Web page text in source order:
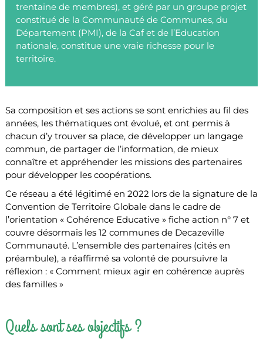
trentaine de membres), et géré par un groupe projet
constitué de la Communauté de Communes, du
Département (PMI), de la Caf et de l’Education
nationale, constitue une vraie richesse pour le
territoire.
Sa composition et ses actions se sont enrichies au fil des
années, les thématiques ont évolué, et ont permis à
chacun d’y trouver sa place, de développer un langage
commun, de partager de l’information, de mieux
connaître et appréhender les missions des partenaires
pour développer les coopérations.
Ce réseau a été légitimé en 2022 lors de la signature de la
Convention de Territoire Globale dans le cadre de
l’orientation « Cohérence Educative » fiche action n° 7 et
couvre désormais les 12 communes de Decazeville
Communauté. L’ensemble des partenaires (cités en
préambule), a réaffirmé sa volonté de poursuivre la
réflexion : « Comment mieux agir en cohérence auprès
des familles »
Quels sont ses objectifs ?